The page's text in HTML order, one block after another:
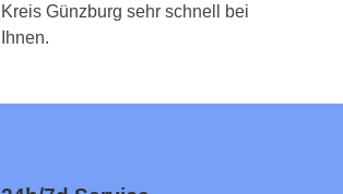
Kreis Günzburg sehr schnell bei
Ihnen.